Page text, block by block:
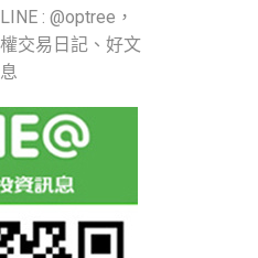
: @optree，
交易日記、好文